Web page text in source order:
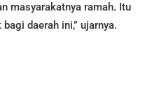
masyarakatnya ramah. Itu
daerah ini,” ujarnya.